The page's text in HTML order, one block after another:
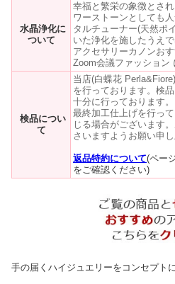
水晶浄化に
ついて
幸福と繁栄の象徴とさ
ワーストーンとしても
タルチューナー(天然ポ
いた浄化を施したうえ
アクセサリーカノンお
Zoom会議ファッション
検品につい
て
当店(白蝶花
を行っております。検
十分に行っております
最終加工仕上げを行っ
じる場合がございます
さいますようお願い申し
返品特約について(ペー
をご確認ください)
手の届くハイジュエリーをコンセプト